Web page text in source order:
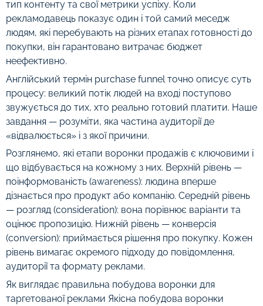
тип контенту та свої метрики успіху. Коли
рекламодавець показує один і той самий меседж
людям, які перебувають на різних етапах готовності до
покупки, він гарантовано витрачає бюджет
неефективно.
Англійський термін purchase funnel точно описує суть
процесу: великий потік людей на вході поступово
звужується до тих, хто реально готовий платити. Наше
завдання — розуміти, яка частина аудиторії де
«відвалюється» і з якої причини.
Розглянемо, які етапи воронки продажів є ключовими і
що відбувається на кожному з них. Верхній рівень —
поінформованість (awareness): людина вперше
дізнається про продукт або компанію. Середній рівень
— розгляд (consideration): вона порівнює варіанти та
оцінює пропозицію. Нижній рівень — конверсія
(conversion): приймається рішення про покупку. Кожен
рівень вимагає окремого підходу до повідомлення,
аудиторії та формату реклами.
Як виглядає правильна побудова воронки для
таргетованої реклами Якісна побудова воронки